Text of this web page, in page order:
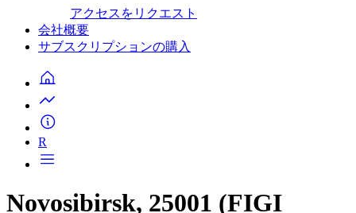
アクセスをリクエスト
会社概要
サブスクリプションの購入
R
Novosibirsk, 25001 (FIGI